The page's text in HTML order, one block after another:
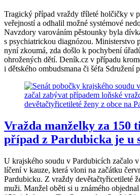
Tragický případ vraždy tříleté holčičky v
veřejností a odhalil možné systémové
Navzdory varováním pěstounky byla
s psychiatrickou diagnózou. Ministerstvo
nyní zkoumá, zda došlo k pochybení
ohrožených dětí. Deník.cz v případu
i dětského ombudsmana či šéfa Sdružení
Vražda manželky za 150
případ z Pardubicka je u
U krajského soudu v Pardubicích začalo
líčení v kauze, která vloni na začátku
Pardubicku. Z vraždy devětačtyřicetileté
muži. Manžel oběti si u známého